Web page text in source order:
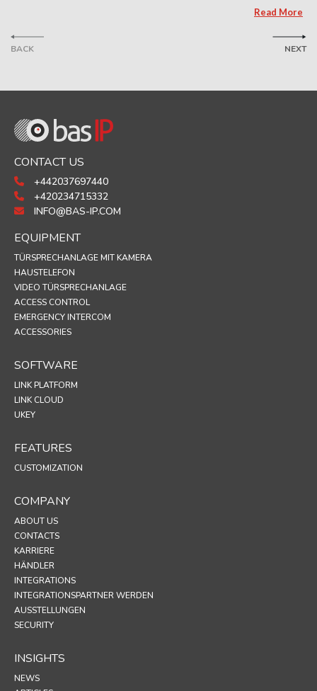
BACK
Read More
NEXT
CONTACT US
+442037697440
+420234715332
INFO@BAS-IP.COM
EQUIPMENT
TÜRSPRECHANLAGE MIT KAMERA
HAUSTELEFON
VIDEO TÜRSPRECHANLAGE
ACCESS CONTROL
EMERGENCY INTERCOM
ACCESSORIES
SOFTWARE
LINK PLATFORM
LINK CLOUD
UKEY
FEATURES
CUSTOMIZATION
COMPANY
ABOUT US
CONTACTS
KARRIERE
HÄNDLER
INTEGRATIONS
INTEGRATIONSPARTNER WERDEN
AUSSTELLUNGEN
SECURITY
INSIGHTS
NEWS